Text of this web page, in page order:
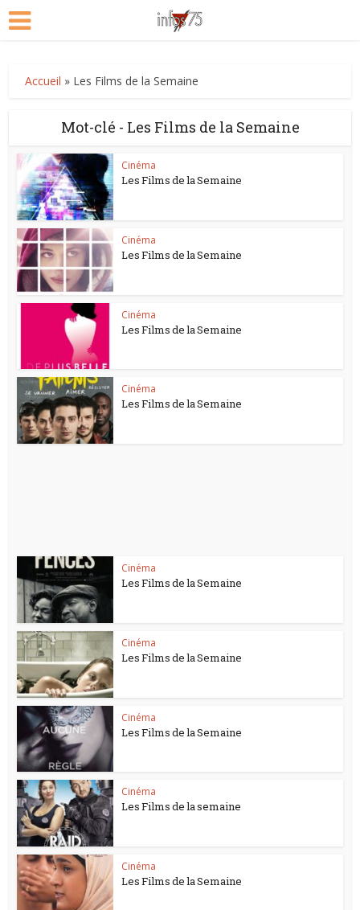
Accueil » Les Films de la Semaine
Mot-clé - Les Films de la Semaine
Cinéma
Les Films de la Semaine
Cinéma
Les Films de la Semaine
Cinéma
Les Films de la Semaine
Cinéma
Les Films de la Semaine
Cinéma
Les Films de la Semaine
Cinéma
Les Films de la Semaine
Cinéma
Les Films de la Semaine
Cinéma
Les Films de la semaine
Cinéma
Les Films de la Semaine